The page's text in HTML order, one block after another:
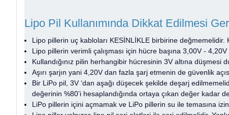
Lipo Pil Kullanımında Dikkat Edilmesi
Lipo pillerin uç kabloları KESİNLİKLE birbirine değmemelidir.
Lipo pillerin verimli çalışması için hücre başına 3,00V -
Kullandığınız pilin herhangibir hücresinin 3V altına düşmesi
Aşırı şarjın yani 4,20V dan fazla şarj etmenin de güvenlik
Bir LiPo pil, 3V ‘dan aşağı düşecek şekilde deşarj
değerinin %80’i hesaplandığında ortaya çıkan değer kadar
LiPo pillerin içini açmamak ve LiPo pillerin su ile temasına